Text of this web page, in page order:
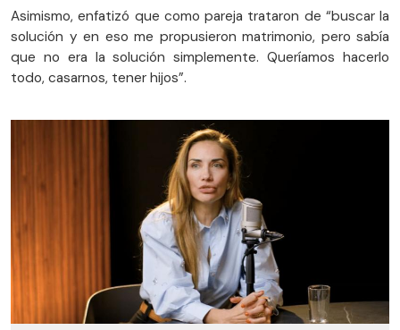
Asimismo, enfatizó que como pareja trataron de “buscar la
solución y en eso me propusieron matrimonio, pero sabía
que no era la solución simplemente. Queríamos hacerlo
todo, casarnos, tener hijos”.